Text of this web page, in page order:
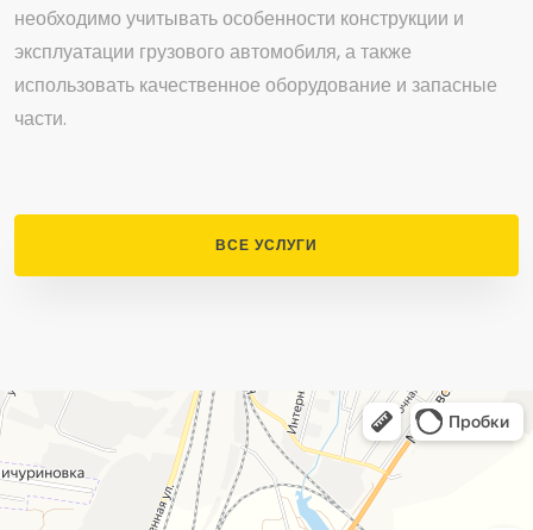
необходимо учитывать особенности конструкции и
эксплуатации грузового автомобиля, а также
использовать качественное оборудование и запасные
части.
ВСЕ УСЛУГИ
Яндекс Карты
Яндекс Карты — транспорт, навигация, поиск мест